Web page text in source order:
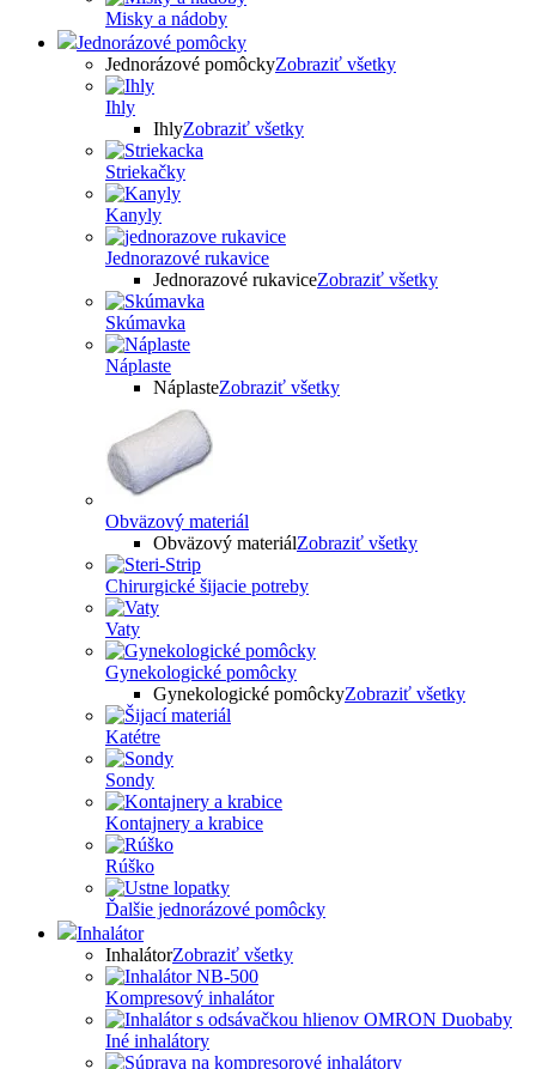
Misky a nádoby
Jednorázové pomôcky
Jednorázové pomôckyZobraziť všetky
Ihly
IhlyZobraziť všetky
Striekačky
Kanyly
Jednorazové rukavice
Jednorazové rukaviceZobraziť všetky
Skúmavka
Náplaste
NáplasteZobraziť všetky
Obväzový materiál
Obväzový materiálZobraziť všetky
Chirurgické šijacie potreby
Vaty
Gynekologické pomôcky
Gynekologické pomôckyZobraziť všetky
Katétre
Sondy
Kontajnery a krabice
Rúško
Ďalšie jednorázové pomôcky
Inhalátor
InhalátorZobraziť všetky
Kompresový inhalátor
Iné inhalátory